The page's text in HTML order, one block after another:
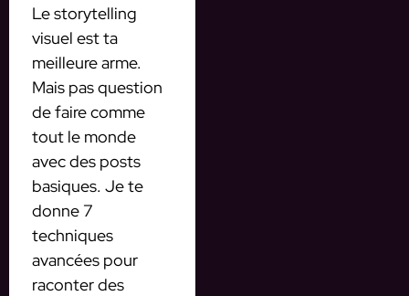
Le storytelling
visuel est ta
meilleure arme.
Mais pas question
de faire comme
tout le monde
avec des posts
basiques. Je te
donne 7
techniques
avancées pour
raconter des